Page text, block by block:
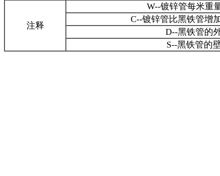
注释
W--镀锌管每米重
C--镀锌管比黑铁管增
D--黑铁管的
S--黑铁管的